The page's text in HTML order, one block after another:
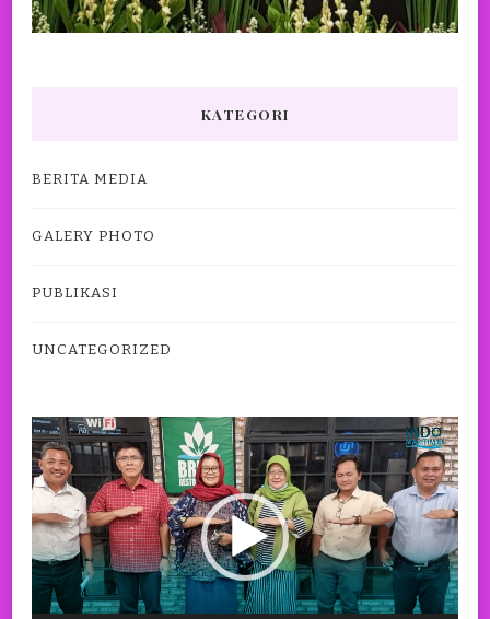
KATEGORI
BERITA MEDIA
GALERY PHOTO
PUBLIKASI
UNCATEGORIZED
Pemutar
Video